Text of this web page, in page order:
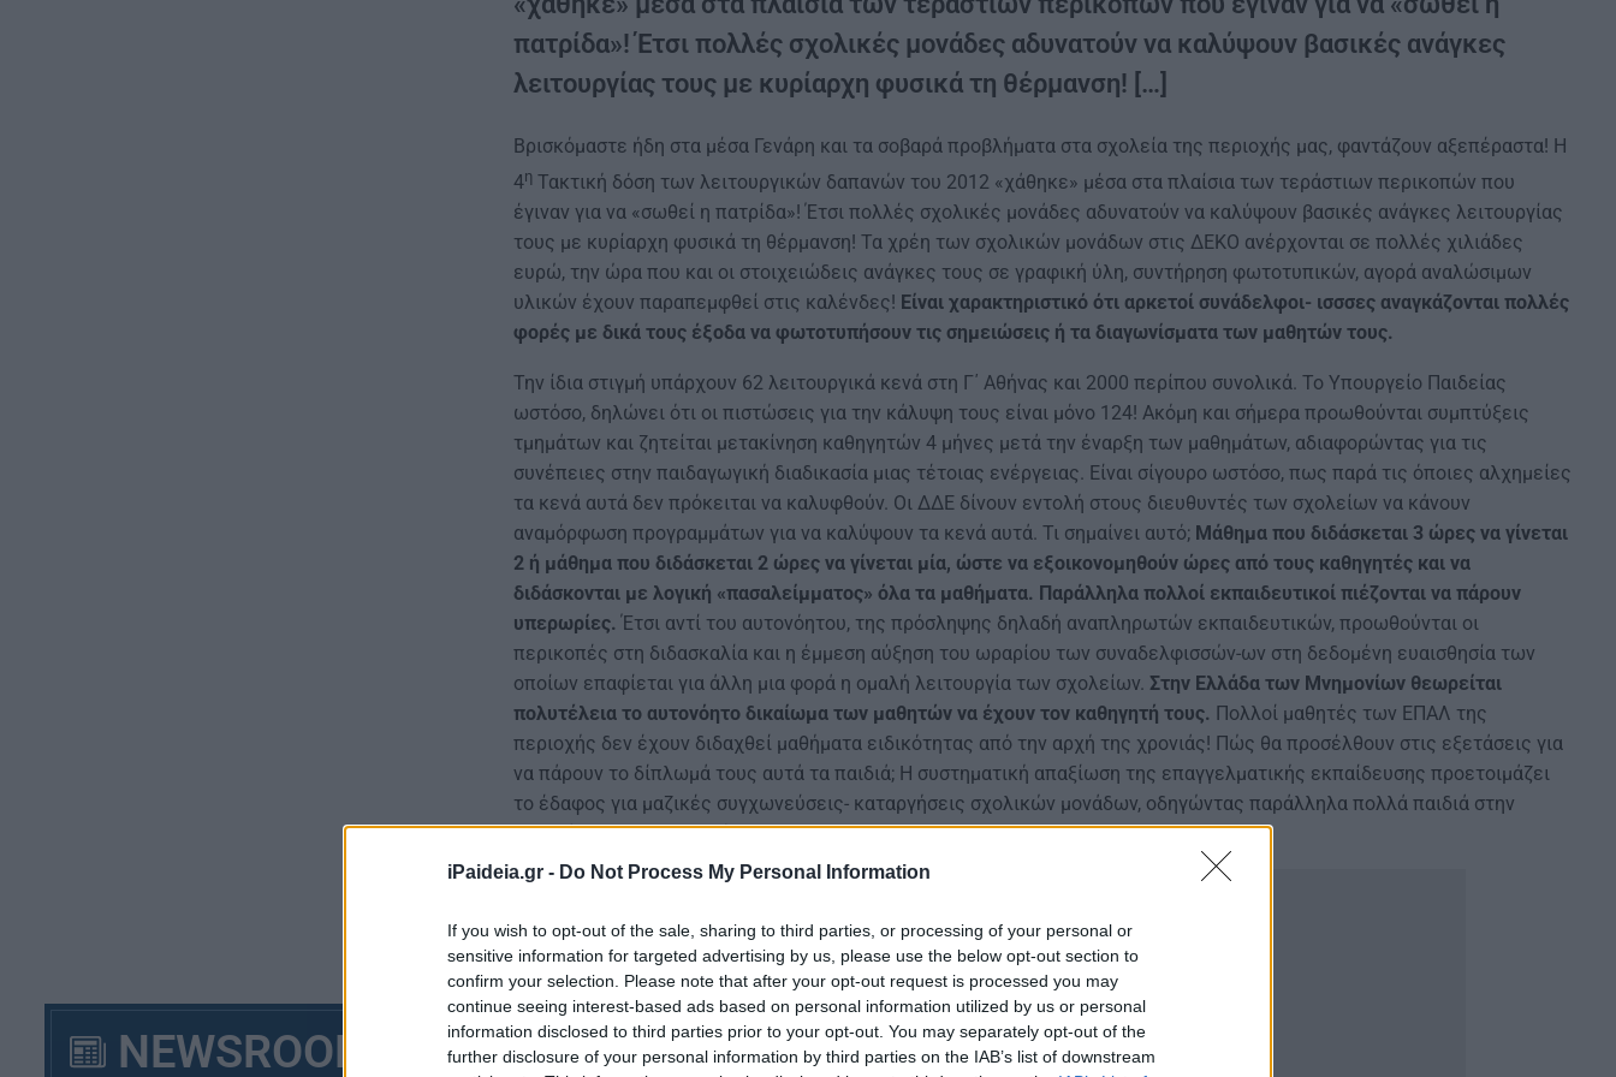
iPaideia.gr - Do Not Process My Personal Information
If you wish to opt-out of the sale, sharing to third parties, or processing of your personal or
sensitive information for targeted advertising by us, please use the below opt-out section to
confirm your selection. Please note that after your opt-out request is processed you may
continue seeing interest-based ads based on personal information utilized by us or personal
information disclosed to third parties prior to your opt-out. You may separately opt-out of the
further disclosure of your personal information by third parties on the IAB’s list of downstream
NEWSROOM
πατρίδα»! Έτσι πολλές σχολικές μονάδες αδυνατούν να καλύψουν βασικές ανάγκες
λειτουργίας τους με κυρίαρχη φυσικά τη θέρμανση! […]
Βρισκόμαστε ήδη στα μέσα Γενάρη και τα σοβαρά προβλήματα στα σχολεία της περιοχής μας, φαντάζουν αξεπέραστα! Η
4η Τακτική δόση των λειτουργικών δαπανών του 2012 «χάθηκε» μέσα στα πλαίσια των τεράστιων περικοπών που
έγιναν για να «σωθεί η πατρίδα»! Έτσι πολλές σχολικές μονάδες αδυνατούν να καλύψουν βασικές ανάγκες λειτουργίας
τους με κυρίαρχη φυσικά τη θέρμανση! Τα χρέη των σχολικών μονάδων στις ΔΕΚΟ ανέρχονται σε πολλές χιλιάδες
ευρώ, την ώρα που και οι στοιχειώδεις ανάγκες τους σε γραφική ύλη, συντήρηση φωτοτυπικών, αγορά αναλώσιμων
υλικών έχουν παραπεμφθεί στις καλένδες! Είναι χαρακτηριστικό ότι αρκετοί συνάδελφοι- ισσσες αναγκάζονται πολλές
φορές με δικά τους έξοδα να φωτοτυπήσουν τις σημειώσεις ή τα διαγωνίσματα των μαθητών τους.
Την ίδια στιγμή υπάρχουν 62 λειτουργικά κενά στη Γ΄ Αθήνας και 2000 περίπου συνολικά. Το Υπουργείο Παιδείας
ωστόσο, δηλώνει ότι οι πιστώσεις για την κάλυψη τους είναι μόνο 124! Ακόμη και σήμερα προωθούνται συμπτύξεις
τμημάτων και ζητείται μετακίνηση καθηγητών 4 μήνες μετά την έναρξη των μαθημάτων, αδιαφορώντας για τις
συνέπειες στην παιδαγωγική διαδικασία μιας τέτοιας ενέργειας. Είναι σίγουρο ωστόσο, πως παρά τις όποιες αλχημείες
τα κενά αυτά δεν πρόκειται να καλυφθούν. Οι ΔΔΕ δίνουν εντολή στους διευθυντές των σχολείων να κάνουν
αναμόρφωση προγραμμάτων για να καλύψουν τα κενά αυτά. Τι σημαίνει αυτό; Μάθημα που διδάσκεται 3 ώρες να γίνεται
2 ή μάθημα που διδάσκεται 2 ώρες να γίνεται μία, ώστε να εξοικονομηθούν ώρες από τους καθηγητές και να
διδάσκονται με λογική «πασαλείμματος» όλα τα μαθήματα. Παράλληλα πολλοί εκπαιδευτικοί πιέζονται να πάρουν
υπερωρίες.Έτσι αντί του αυτονόητου, της πρόσληψης δηλαδή αναπληρωτών εκπαιδευτικών, προωθούνται οι
περικοπές στη διδασκαλία και η έμμεση αύξηση του ωραρίου των συναδελφισσών-ων στη δεδομένη ευαισθησία των
οποίων επαφίεται για άλλη μια φορά η ομαλή λειτουργία των σχολείων. Στην Ελλάδα των Μνημονίων θεωρείται
πολυτέλεια το αυτονόητο δικαίωμα των μαθητών να έχουν τον καθηγητή τους. Πολλοί μαθητές των ΕΠΑΛ της
περιοχής δεν έχουν διδαχθεί μαθήματα ειδικότητας από την αρχή της χρονιάς! Πώς θα προσέλθουν στις εξετάσεις για
να πάρουν το δίπλωμά τους αυτά τα παιδιά; Η συστηματική απαξίωση της επαγγελματικής εκπαίδευσης προετοιμάζει
το έδαφος για μαζικές συγχωνεύσεις- καταργήσεις σχολικών μονάδων, οδηγώντας παράλληλα πολλά παιδιά στην
εγκατάλειψη του σχολείου.